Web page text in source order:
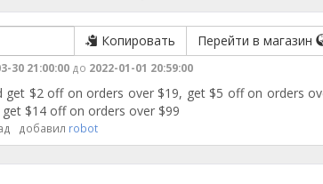
Копировать Перейти в магазин
30 21:00:00 до 2022-01-01 20:59:00
get $2 off on orders over $19, get $5 off on orders
$14 off on orders over $99
добавил robot